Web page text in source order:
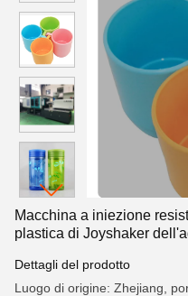
Macchina a iniezione
plastica di Joyshaker
Dettagli del prodotto
Luogo di origine: Zhejiang,